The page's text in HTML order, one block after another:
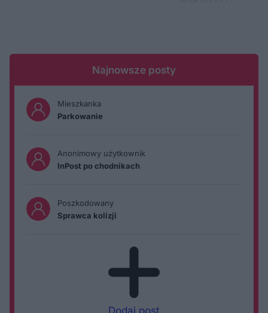
Najnowsze posty
Mieszkanka
Parkowanie
Anonimowy użytkownik
InPost po chodnikach
Poszkodowany
Sprawca kolizji
Dodaj post